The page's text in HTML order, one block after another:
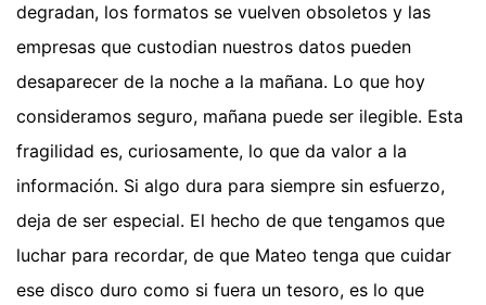
degradan, los formatos se vuelven obsoletos y las
empresas que custodian nuestros datos pueden
desaparecer de la noche a la mañana. Lo que hoy
consideramos seguro, mañana puede ser ilegible. Esta
fragilidad es, curiosamente, lo que da valor a la
información. Si algo dura para siempre sin esfuerzo,
deja de ser especial. El hecho de que tengamos que
luchar para recordar, de que Mateo tenga que cuidar
ese disco duro como si fuera un tesoro, es lo que